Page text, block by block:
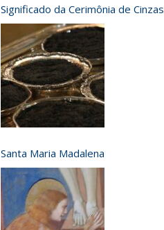
Significado da Cerimônia de Cinzas
Santa Maria Madalena